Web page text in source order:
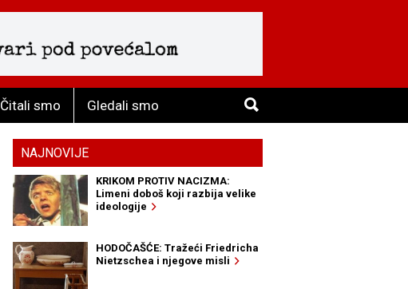
Čitali smo Gledali smo
NAJNOVIJE
KRIKOM PROTIV NACIZMA:
Limeni doboš koji razbija velike
ideologije
HODOČAŠĆE: Tražeći Friedricha
Nietzschea i njegove misli